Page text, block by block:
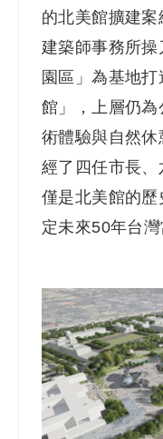
的北美館擴建
建築師事務所
園區」為基地
館」，上層仍
術體驗與自然
經了四任市長
僅是北美館的
定未來50年台灣